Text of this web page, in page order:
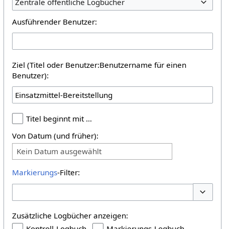
Ausführender Benutzer:
Ziel (Titel oder Benutzer:Benutzername für einen
Benutzer):
Titel beginnt mit …
Von Datum (und früher):
Kein Datum ausgewählt
Markierungs-Filter:
Zusätzliche Logbücher anzeigen: